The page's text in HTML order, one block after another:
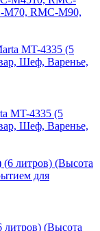
M70, RMC-M90,
MT-4335 (5
Шеф, Варенье,
литров) (Высота